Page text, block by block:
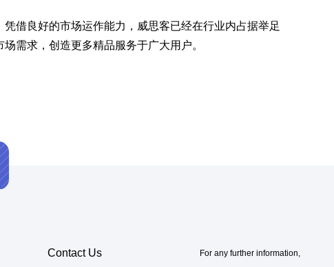
借良好的市场运作能力，威思客已经在行业内占据举足
需求，创造更多精品服务于广大用户。
Contact Us For any further information,